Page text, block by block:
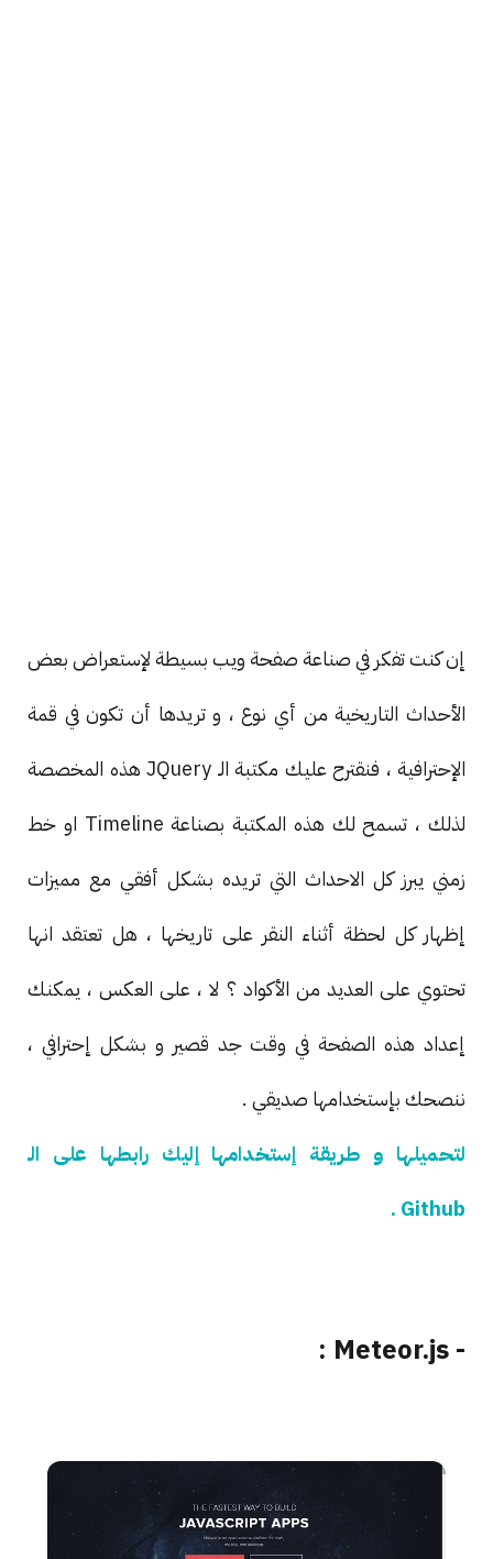
إن كنت تفكر في صناعة صفحة ويب بسيطة لإستعراض بعض
الأحداث التاريخية من أي نوع ، و تريدها أن تكون في قمة
الإحترافية ، فنقترح عليك مكتبة الـ JQuery هذه المخصصة
لذلك ، تسمح لك هذه المكتبة بصناعة Timeline او خط
زمني يبرز كل الاحداث التي تريده بشكل أفقي مع مميزات
إظهار كل لحظة أثناء النقر على تاريخها ، هل تعتقد انها
تحتوي على العديد من الأكواد ؟ لا ، على العكس ، يمكنك
إعداد هذه الصفحة في وقت جد قصير و بشكل إحترافي ،
ننصحك بإستخدامها صديقي .
لتحميلها و طريقة إستخدامها إليك رابطها على الـ
Github .
- Meteor.js :